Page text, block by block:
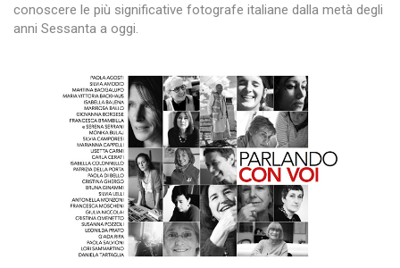
conoscere le più significative fotografe italiane dalla metà degli
anni Sessanta a oggi.